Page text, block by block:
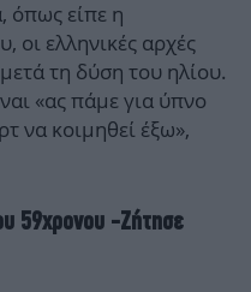
όπως είπε η
οι ελληνικές αρχές
τη δύση του ηλίου.
«ας πάμε για ύπνο
να κοιμηθεί έξω»,
59χρονου -Ζήτησε